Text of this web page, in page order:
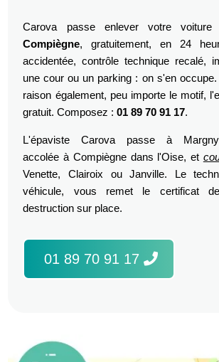
Carova passe enlever votre
Compiègne, gratuitement, en 24
accidentée, contrôle technique recalé,
une cour ou un parking : on s'en
raison également, peu importe le motif,
gratuit. Composez :01 89 70 91 17.
L'épaviste Carova passe à Margny-
accolée à Compiègne dans l'Oise, et
Venette, Clairoix ou Janville. Le
véhicule, vous remet le certificat
destruction sur place.
01 89 70 91 17